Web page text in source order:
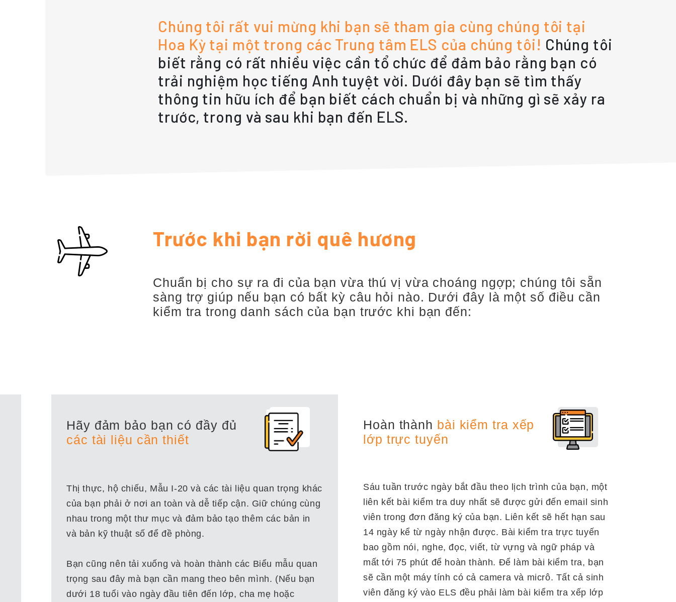
Chúng tôi rất vui mừng khi bạn sẽ tham gia cùng chúng tôi tại
Hoa Kỳ tại một trong các Trung tâm ELS của chúng tôi! Chúng tôi
biết rằng có rất nhiều việc cần tổ chức để đảm bảo rằng bạn có
trải nghiệm học tiếng Anh tuyệt vời. Dưới đây bạn sẽ tìm thấy
thông tin hữu ích để bạn biết cách chuẩn bị và những gì sẽ xảy ra
trước, trong và sau khi bạn đến ELS.
Trước khi bạn rời quê hương
Chuẩn bị cho sự ra đi của bạn vừa thú vị vừa choáng ngợp; chúng tôi sẵn
sàng trợ giúp nếu bạn có bất kỳ câu hỏi nào. Dưới đây là một số điều cần
kiểm tra trong danh sách của bạn trước khi bạn đến:
Hãy đảm bảo bạn có đầy đủ
các tài liệu cần thiết
Thị thực, hộ chiếu, Mẫu I-20 và các tài liệu quan trọng khác
của bạn phải ở nơi an toàn và dễ tiếp cận. Giữ chúng cùng
nhau trong một thư mục và đảm bảo tạo thêm các bản in
và bản kỹ thuật số để đề phòng.
Bạn cũng nên tải xuống và hoàn thành các Biểu mẫu quan
trọng sau đây mà bạn cần mang theo bên mình. (Nếu bạn
dưới 18 tuổi vào ngày đầu tiên đến lớp, cha mẹ hoặc
Hoàn thành bài kiểm tra xếp
lớp trực tuyến
Sáu tuần trước ngày bắt đầu theo lịch trình của bạn, một
liên kết bài kiểm tra duy nhất sẽ được gửi đến email sinh
viên trong đơn đăng ký của bạn. Liên kết sẽ hết hạn sau
14 ngày kể từ ngày nhận được. Bài kiểm tra trực tuyến
bao gồm nói, nghe, đọc, viết, từ vựng và ngữ pháp và
mất tới 75 phút để hoàn thành. Để làm bài kiểm tra, bạn
sẽ cần một máy tính có cả camera và micrô. Tất cả sinh
viên đăng ký vào ELS đều phải làm bài kiểm tra xếp lớp